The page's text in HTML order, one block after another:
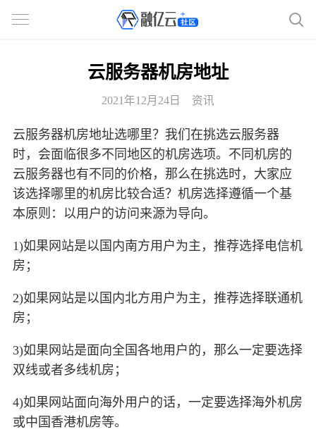
云服务器机房地址
2021年12月24日 资讯
云服务器机房地址选哪里？我们在挑选云服务器
时，会面临很多不同地区的机房选项。不同机房的
云服务器也有不同的价格，那么在挑选时，大家应
该选择哪里的机房比较合适？机房选择遵循一个基
本原则：以用户的访问来源为导向。
1)如果网站是以国内南方用户为主，推荐选择电信机
房；
2)如果网站是以国内北方用户为主，推荐选择联通机
房；
3)如果网站是面向全国各地用户的，那么一定要选择
双线或者多线机房；
4)如果网站面向海外用户的话，一定要选择海外机房
或中国香港机房等。